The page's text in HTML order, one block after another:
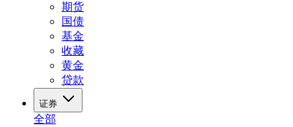
期货
国债
基金
收藏
黄金
贷款
证券
全部